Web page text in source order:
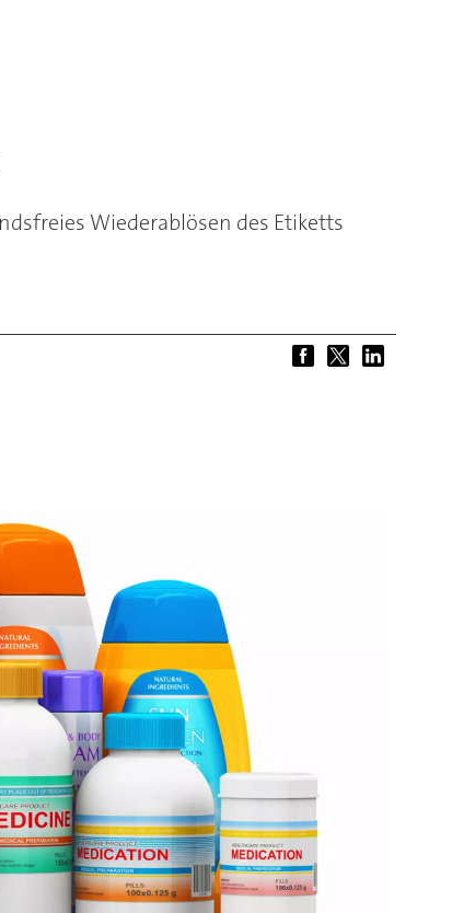
Wiederablösen des Etiketts